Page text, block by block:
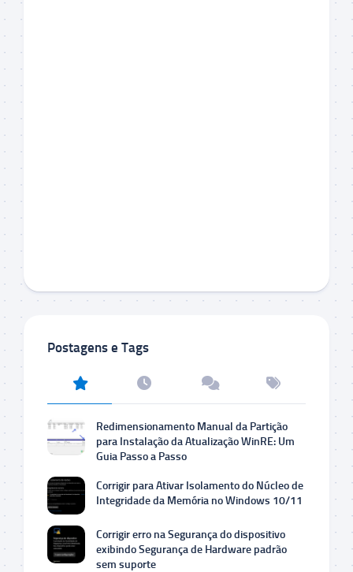
Postagens e Tags
Redimensionamento Manual da Partição
para Instalação da Atualização WinRE: Um
Guia Passo a Passo
Corrigir para Ativar Isolamento do Núcleo de
Integridade da Memória no Windows 10/11
Corrigir erro na Segurança do dispositivo
exibindo Segurança de Hardware padrão
sem suporte